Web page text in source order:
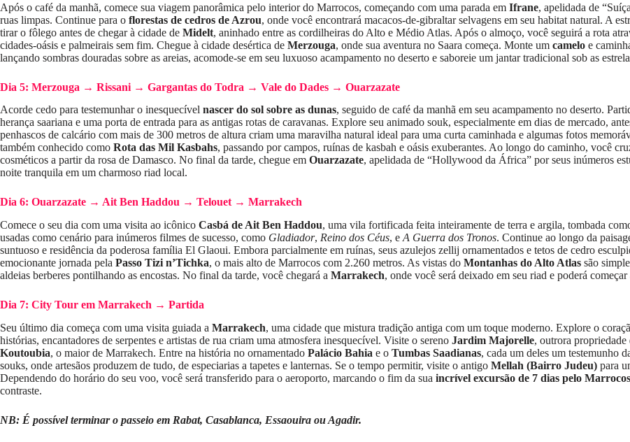
Após o café da manhã, comece sua viagem panorâmica pelo interior do Marrocos, começando com uma parada em Ifrane, apelidada de
ruas limpas. Continue para o florestas de cedros de Azrou, onde você encontrará macacos-de-gibraltar selvagens em seu habitat natural. A
tirar o fôlego antes de chegar à cidade de Midelt, aninhado entre as cordilheiras do Alto e Médio Atlas. Após o almoço, você seguirá a rota
cidades-oásis e palmeirais sem fim. Chegue à cidade desértica de Merzouga, onde sua aventura no Saara começa. Monte um camelo e
lançando sombras douradas sobre as areias, acomode-se em seu luxuoso acampamento no deserto e saboreie um jantar tradicional sob as
Dia 5: Merzouga → Rissani → Gargantas do Todra → Vale do Dades → Ouarzazate
Acorde cedo para testemunhar o inesquecível nascer do sol sobre as dunas, seguido de café da manhã em seu acampamento no deserto.
herança saariana e uma porta de entrada para as antigas rotas de caravanas. Explore seu animado souk, especialmente em dias de mercado,
penhascos de calcário com mais de 300 metros de altura criam uma maravilha natural ideal para uma curta caminhada e algumas fotos
também conhecido como Rota das Mil Kasbahs, passando por campos, ruínas de kasbah e oásis exuberantes. Ao longo do caminho, você
cosméticos a partir da rosa de Damasco. No final da tarde, chegue em Ouarzazate, apelidada de “Hollywood da África” ​​por seus inúmeros
noite tranquila em um charmoso riad local.
Dia 6: Ouarzazate → Ait Ben Haddou → Telouet → Marrakech
Comece o seu dia com uma visita ao icônico Casbá de Ait Ben Haddou, uma vila fortificada feita inteiramente de terra e argila, tombada
usadas como cenário para inúmeros filmes de sucesso, como Gladiador, Reino dos Céus, e A Guerra dos Tronos. Continue ao longo da
suntuoso e residência da poderosa família El Glaoui. Embora parcialmente em ruínas, seus azulejos zellij ornamentados e tetos de cedro
emocionante jornada pela Passo Tizi n’Tichka, o mais alto de Marrocos com 2.260 metros. As vistas do Montanhas do Alto Atlas são
aldeias berberes pontilhando as encostas. No final da tarde, você chegará a Marrakech, onde você será deixado em seu riad e poderá
Dia 7: City Tour em Marrakech → Partida
Seu último dia começa com uma visita guiada a Marrakech, uma cidade que mistura tradição antiga com um toque moderno. Explore o
histórias, encantadores de serpentes e artistas de rua criam uma atmosfera inesquecível. Visite o sereno Jardim Majorelle, outrora propriedade
Koutoubia, o maior de Marrakech. Entre na história no ornamentado Palácio Bahia e o Tumbas Saadianas, cada um deles um testemunho
souks, onde artesãos produzem de tudo, de especiarias a tapetes e lanternas. Se o tempo permitir, visite o antigo Mellah (Bairro Judeu) para
Dependendo do horário do seu voo, você será transferido para o aeroporto, marcando o fim da sua incrível excursão de 7 dias pelo
contraste.
NB: É possível terminar o passeio em Rabat, Casablanca, Essaouira ou Agadir.